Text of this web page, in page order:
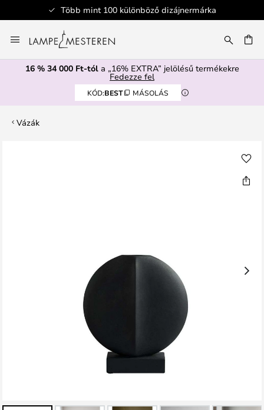
Több mint 100 különböző dizájnermárka
a
tartalomhoz
16 % 34 000 Ft-tóla „16% EXTRA” jelölésű termékekre
Fedezze fel
KÓD:BEST MÁSOLÁS
Vázák